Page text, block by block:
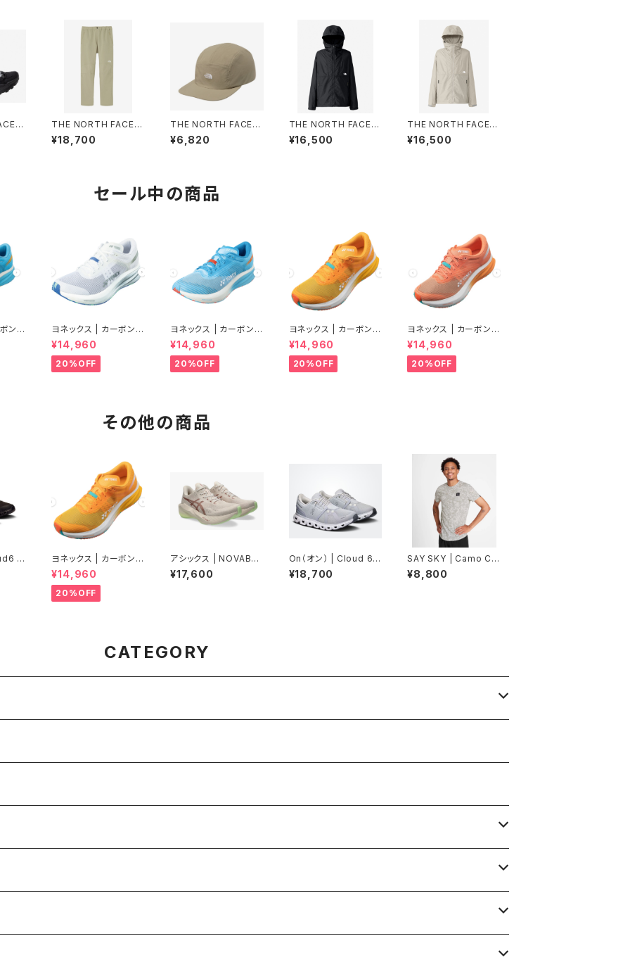
|
THE NORTH FACE |
ALPINE LIGHT PANT
NB82501 | クレイグレ
¥18,700
THE NORTH FACE |
ACTIVELIGHTFIVEP
ANELCAP NN02573
¥6,820
THE NORTH FACE |
Compact Jacket NP
72530 | ブラック | Me
¥16,500
THE NORTH FACE |
Compact Jacket NP
72530 | フォッシルアイ
¥16,500
セール中の商品
ンク
ヨネックス | カーボンク
ルーズ エアラス | クー
ルホワイト | Women
¥14,960
20%OFF
ヨネックス | カーボンク
ルーズ エアラス | セル
リアンブルー | Men
¥14,960
20%OFF
ヨネックス | カーボンク
ルーズ エアラス | マン
ゴー | Men
¥14,960
20%OFF
ヨネックス | カーボンク
ルーズ エアラス | ピー
チ | Women
¥14,960
20%OFF
その他の商品
|
ヨネックス | カーボンク
ルーズ エアラス | マン
ゴー | Men
¥14,960
20%OFF
アシックス | NOVABLA
ST 6 | ROSEDUST/I
LLUMINATEYELLOW
¥17,600
On（オン） | Cloud 6 |
Glacier/White | Wo
men
¥18,700
SAY SKY | Camo Co
mbat T-Shirt | Sand
Aop | メンズ
¥8,800
CATEGORY